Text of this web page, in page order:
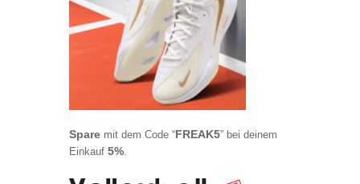
Spare mit dem Code “FREAK5” bei deinem
Einkauf 5%